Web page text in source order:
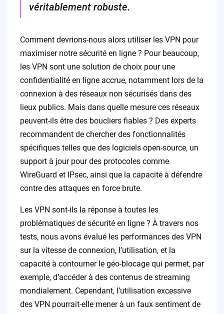
véritablement robuste.
Comment devrions-nous alors utiliser les VPN pour
maximiser notre sécurité en ligne ? Pour beaucoup,
les VPN sont une solution de choix pour une
confidentialité en ligne accrue, notamment lors de la
connexion à des réseaux non sécurisés dans des
lieux publics. Mais dans quelle mesure ces réseaux
peuvent-ils être des boucliers fiables ? Des experts
recommandent de chercher des fonctionnalités
spécifiques telles que des logiciels open-source, un
support à jour pour des protocoles comme
WireGuard et IPsec, ainsi que la capacité à défendre
contre des attaques en force brute.
Les VPN sont-ils la réponse à toutes les
problématiques de sécurité en ligne ? À travers nos
tests, nous avons évalué les performances des VPN
sur la vitesse de connexion, l’utilisation, et la
capacité à contourner le géo-blocage qui permet, par
exemple, d’accéder à des contenus de streaming
mondialement. Cependant, l’utilisation excessive
des VPN pourrait-elle mener à un faux sentiment de